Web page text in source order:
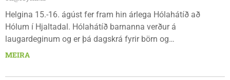
Helgina 15.-16. ágúst fer fram hin árlega Hólahátíð að
Hólum í Hjaltadal. Hólahátíð barnanna verður á
laugardeginum og er þá dagskrá fyrir börn og
fjölskyldur.Lydía Einarsdóttir svæðisstjóri æskulýðsmála og
MEIRA